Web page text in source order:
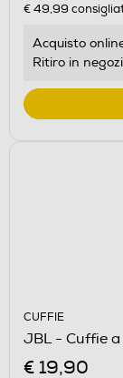
€ 49,99
Acquisto
Ritiro in
CUFFIE
JBL - Cuffie
€ 19,90